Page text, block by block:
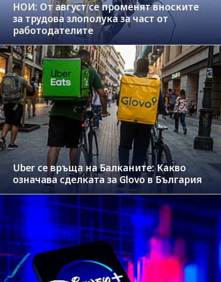
НОИ: От август се променят вноските
за трудова злополука за част от
работодателите
Uber се връща на Балканите: Какво
означава сделката за Glovo в България